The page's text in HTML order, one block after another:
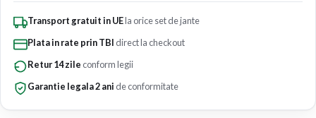
Transport gratuit in UEla orice set de jante
Plata in rate prin TBI direct la checkout
Retur 14 zile conform legii
Garantie legala 2 ani de conformitate